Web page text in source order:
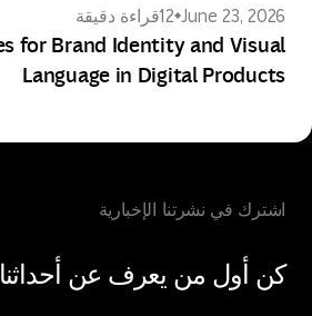
June 23, 2026
12قراءة دقيقة
for Brand Identity and Visual
Language in Digital Products
اشترك في نشرتنا الإخبارية
كن أول من يعرف عن أحداثنا